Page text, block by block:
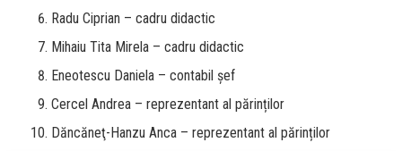
Radu Ciprian – cadru didactic
Mihaiu Tita Mirela – cadru didactic
Eneotescu Daniela – contabil şef
Cercel Andrea – reprezentant al părinților
Dăncăneţ-Hanzu Anca – reprezentant al părinților